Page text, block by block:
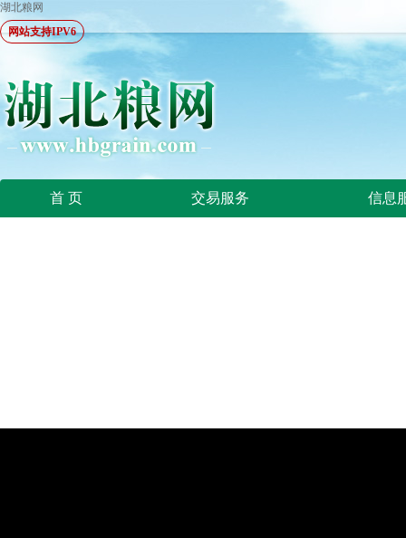
湖北粮网
网站支持IPV6
首 页 交易服务 信息